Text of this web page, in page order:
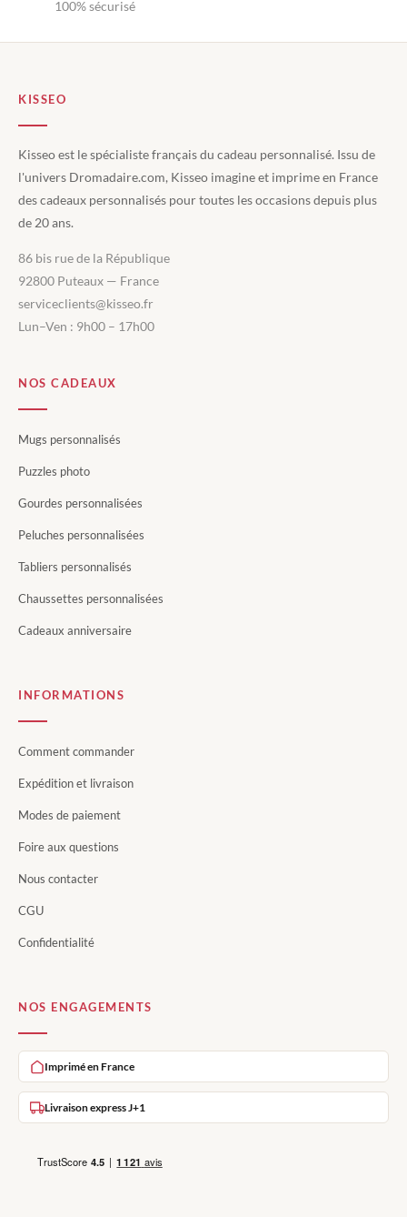
100% sécurisé
KISSEO
Kisseo est le spécialiste français du cadeau personnalisé. Issu de
l'univers Dromadaire.com, Kisseo imagine et imprime en France
des cadeaux personnalisés pour toutes les occasions depuis plus
de 20 ans.
86 bis rue de la République
92800 Puteaux — France
serviceclients@kisseo.fr
Lun–Ven : 9h00 – 17h00
NOS CADEAUX
Mugs personnalisés
Puzzles photo
Gourdes personnalisées
Peluches personnalisées
Tabliers personnalisés
Chaussettes personnalisées
Cadeaux anniversaire
INFORMATIONS
Comment commander
Expédition et livraison
Modes de paiement
Foire aux questions
Nous contacter
CGU
Confidentialité
NOS ENGAGEMENTS
Imprimé en France
Livraison express J+1